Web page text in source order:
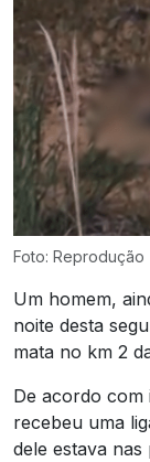
Foto: Reprodução
Um homem,
noite desta
mata no km 2
De acordo com
recebeu uma
dele estava